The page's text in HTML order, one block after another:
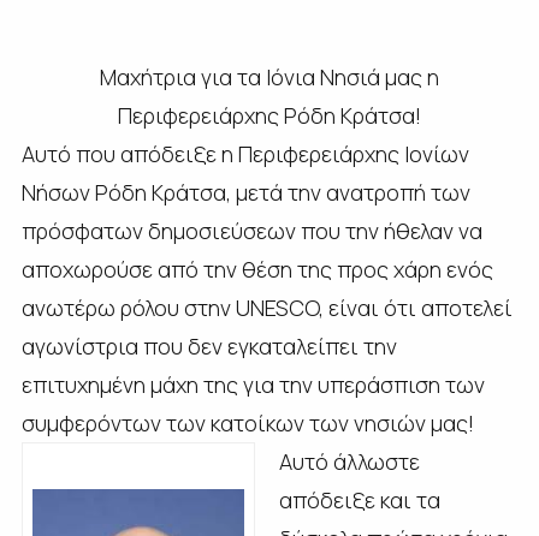
Μαχήτρια για τα Ιόνια Νησιά μας η
Περιφερειάρχης Ρόδη Κράτσα!
Αυτό που απόδειξε η Περιφερειάρχης Ιονίων
Νήσων Ρόδη Κράτσα, μετά την ανατροπή των
πρόσφατων δημοσιεύσεων που την ήθελαν να
αποχωρούσε από την θέση της προς χάρη ενός
ανωτέρω ρόλου στην UNESCO, είναι ότι αποτελεί
αγωνίστρια που δεν εγκαταλείπει την
επιτυχημένη μάχη της για την υπεράσπιση των
συμφερόντων των κατοίκων των νησιών μας!
Αυτό άλλωστε
απόδειξε και τα